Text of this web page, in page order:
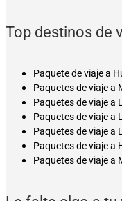
Top destinos de
Paquete de viaje a
Paquetes de viaje a
Paquetes de viaje a
Paquetes de viaje a
Paquetes de viaje a
Paquetes de viaje a
Paquetes de viaje a